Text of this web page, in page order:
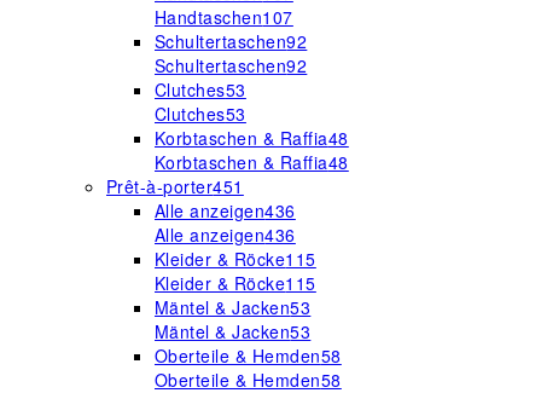
Handtaschen107
Schultertaschen92
Schultertaschen92
Clutches53
Clutches53
Korbtaschen & Raffia48
Korbtaschen & Raffia48
Prêt-à-porter451
Alle anzeigen436
Alle anzeigen436
Kleider & Röcke115
Kleider & Röcke115
Mäntel & Jacken53
Mäntel & Jacken53
Oberteile & Hemden58
Oberteile & Hemden58